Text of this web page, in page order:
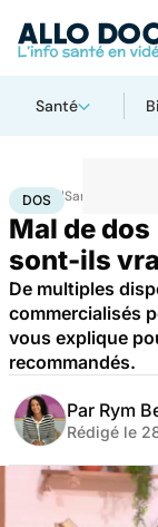
Santé
AccueilSanté Bobos
DOS
Mal de
sont-ils
De multiples
commercialisés
vous explique
recommandés.
Par Rym
Rédigé le